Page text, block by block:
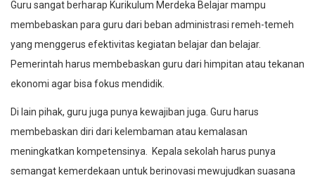
Guru sangat berharap Kurikulum Merdeka Belajar mampu
membebaskan para guru dari beban administrasi remeh-temeh
yang menggerus efektivitas kegiatan belajar dan belajar.
Pemerintah harus membebaskan guru dari himpitan atau tekanan
ekonomi agar bisa fokus mendidik.
Di lain pihak, guru juga punya kewajiban juga. Guru harus
membebaskan diri dari kelembaman atau kemalasan
meningkatkan kompetensinya. Kepala sekolah harus punya
semangat kemerdekaan untuk berinovasi mewujudkan suasana